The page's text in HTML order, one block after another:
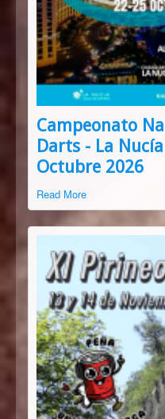
Campeonato
Darts - La
Octubre 2026
Read More